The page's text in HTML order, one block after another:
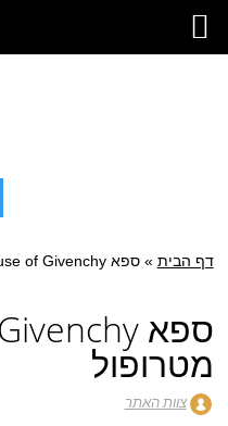
תפריט ראשי
דילוג
דף הבית »ספא House of Givenchy במלון מטרופול
מטרופול
צוות האתר